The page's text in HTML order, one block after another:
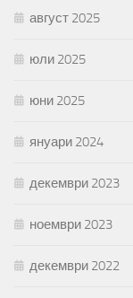
август 2025
юли 2025
юни 2025
януари 2024
декември 2023
ноември 2023
декември 2022